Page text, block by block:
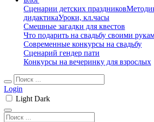
Сценарии детских праздников
дидактикаУроки, кл.часы
Смешные загадки для квестов
Что подарить на свадьбу своими
Современные конкурсы на свадьбу
Сценарий гендер пати
Конкурсы на вечеринку для взрослых
Login
Light Dark